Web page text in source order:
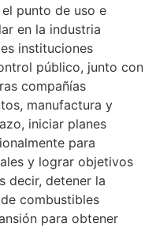
punto de uso e
en la industria
instituciones
público, junto con
compañías
manufactura y
iniciar planes
para
y lograr objetivos
decir, detener la
combustibles
para obtener